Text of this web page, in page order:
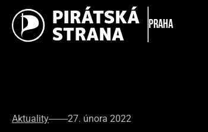
Praha
Aktuality 27. února 2022